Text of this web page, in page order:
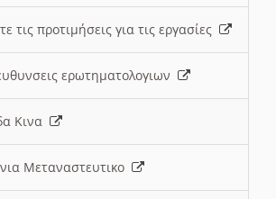
τις προτιμήσεις για τις εργασίες
ερωτηματολογιων
Κινα
Μεταναστευτικο